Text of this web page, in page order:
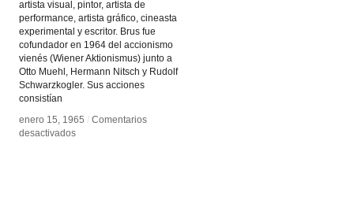
artista visual, pintor, artista de
performance, artista gráfico, cineasta
experimental y escritor. Brus fue
cofundador en 1964 del accionismo
vienés (Wiener Aktionismus) junto a
Otto Muehl, Hermann Nitsch y Rudolf
Schwarzkogler. Sus acciones
consistían
enero 15, 1965 / Comentarios
desactivadosen
enero 15, 1965 / Comentarios
desactivadosen